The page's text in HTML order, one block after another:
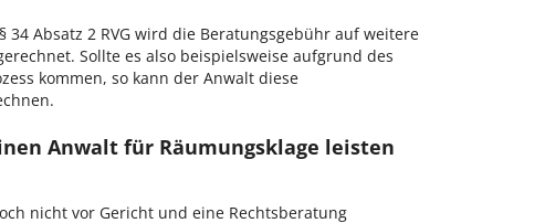
34 Absatz 2 RVG wird die Beratungsgebühr auf weitere
Sollte es also beispielsweise aufgrund des
kommen, so kann der Anwalt diese
Anwalt für Räumungsklage leisten
nicht vor Gericht und eine Rechtsberatung